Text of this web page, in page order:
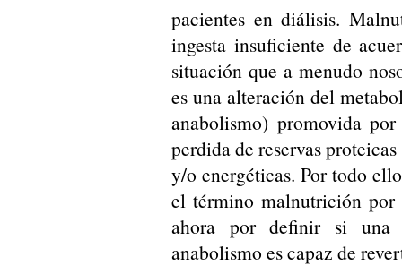
pacientes en diálisis.
ingesta insuficiente de
situación que a menudo
es una alteración del
anabolismo) promovida
perdida de reservas proteicas
y/o energéticas. Por todo
el término malnutrición por
ahora por definir si una
anabolismo es capaz de